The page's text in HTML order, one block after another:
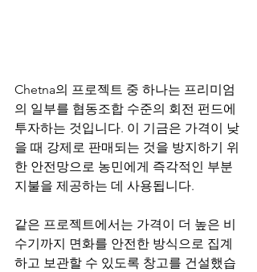
Chetna의 프로젝트 중 하나는 프리미엄
의 일부를 협동조합 수준의 회전 펀드에
투자하는 것입니다. 이 기금은 가격이 낮
을 때 강제로 판매되는 것을 방지하기 위
한 안전망으로 농민에게 즉각적인 부분
지불을 제공하는 데 사용됩니다.
같은 프로젝트에서는 가격이 더 높은 비
수기까지 면화를 안전한 방식으로 집계
하고 보관할 수 있도록 창고를 건설했습